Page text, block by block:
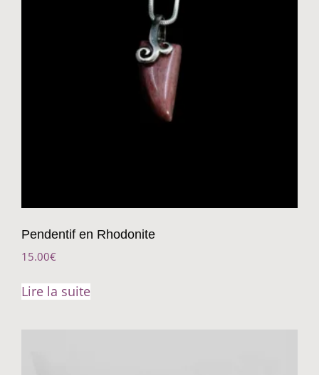
Pendentif en Rhodonite
15.00€
Lire la suite